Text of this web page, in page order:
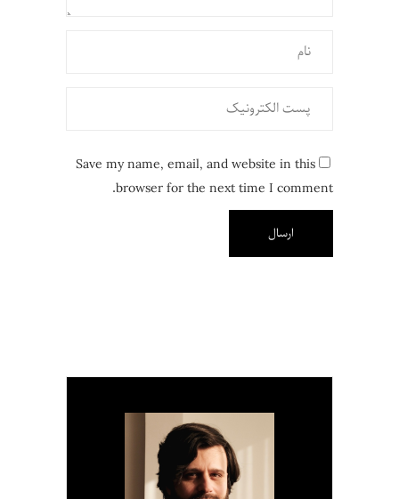
Save my name, email, and website in this
browser for the next time I comment.